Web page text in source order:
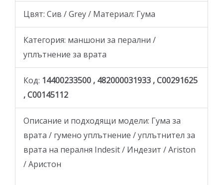
Цвят: Сив / Grey / Материал: Гума
Категория: маншони за перални /
уплътнение за врата
Код: 14400233500 , 482000031933 , C00291625
, C00145112
Описание и подходящи модели: Гума за
врата / гумено уплътнение / уплътнител за
врата на пералня Indesit / Индезит / Ariston
/ Аристон